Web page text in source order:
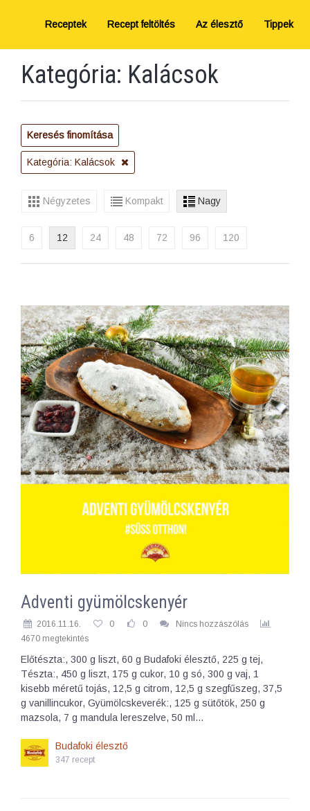
Receptek Recept feltöltés Az élesztő Tippek
Kategória: Kalácsok
Keresés finomítása
Kategória: Kalácsok
Négyzetes Kompakt Nagy
6 12 24 48 72 96 120
Adventi gyümölcskenyér
2016.11.16. 0 0
Nincs hozzászólás
4670 megtekintés
Előtészta:, 300 g liszt, 60 g Budafoki élesztő, 225 g tej,
Tészta:, 450 g liszt, 175 g cukor, 10 g só, 300 g vaj, 1
kisebb méretű tojás, 12,5 g citrom, 12,5 g szegfűszeg, 37,5
g vanillincukor, Gyümölcskeverék:, 125 g sütőtök, 250 g
mazsola, 7 g mandula lereszelve, 50 ml…
Budafoki élesztő
347 recept